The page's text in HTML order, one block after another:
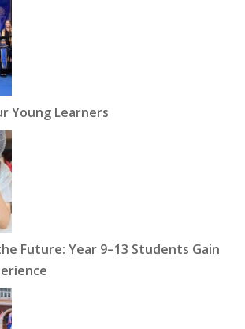
Young Learners
Future: Year 9–13 Students Gain